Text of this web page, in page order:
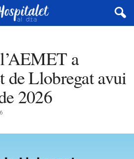
a
de Llobregat avui
2026